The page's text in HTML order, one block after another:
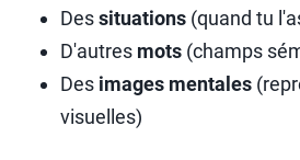
Dessituations (quand tu
D'autres mots (champs
Des images mentales
visuelles)